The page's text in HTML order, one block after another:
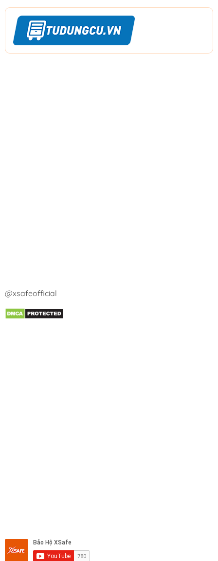
@xsafeofficial